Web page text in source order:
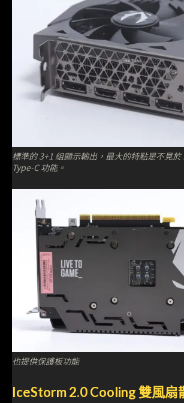
標準的 3+1 組顯示輸出，最大的特點是不見於
Type-C 功能。
也提供保護板功能
IceStorm 2.0 Cooling 雙風扇